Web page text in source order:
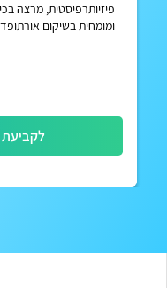
פיזיותרפיסטית, מרצה
ומומחית בשיקום
לקביעת